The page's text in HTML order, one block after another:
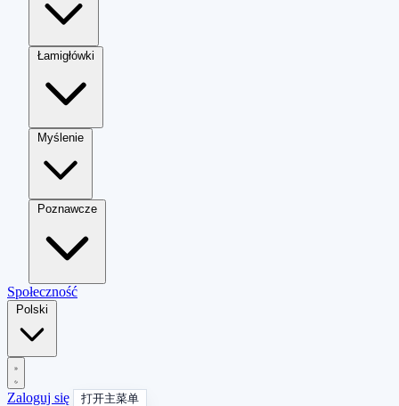
Łamigłówki
Myślenie
Poznawcze
Społeczność
Polski
Zaloguj się 打开主菜单